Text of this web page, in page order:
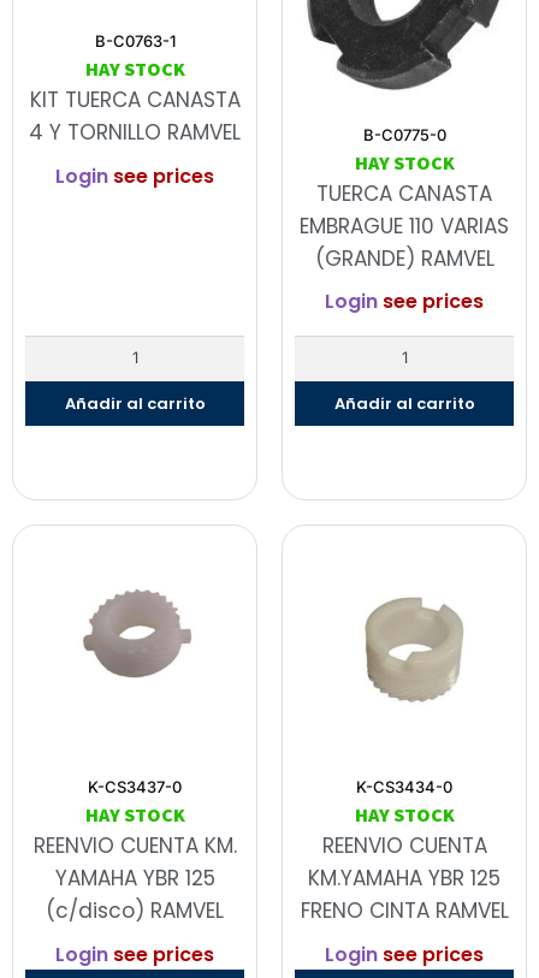
B-C0763-1
HAY STOCK
KIT TUERCA CANASTA
4 Y TORNILLO RAMVEL
Login see prices
Añadir al carrito
B-C0775-0
HAY STOCK
TUERCA CANASTA
EMBRAGUE 110 VARIAS
(GRANDE) RAMVEL
Login see prices
Añadir al carrito
K-CS3437-0
HAY STOCK
REENVIO CUENTA KM.
YAMAHA YBR 125
(c/disco) RAMVEL
Login see prices
K-CS3434-0
HAY STOCK
REENVIO CUENTA
KM.YAMAHA YBR 125
FRENO CINTA RAMVEL
Login see prices